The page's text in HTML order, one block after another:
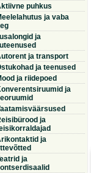
puhkus
ja vaba
Ilusalongid ja
ja transport
ja teenused
ja riidepoed
ja
ja
ja
ja